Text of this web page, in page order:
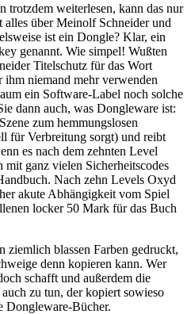
trotzdem weiterlesen, kann das nur
alles über Meinolf Schneider und
ist ein Dongle? Klar, ein
genannt. Wie simpel! Wußten
Titelschutz für das Wort
ihm niemand mehr verwenden
ein Software-Label noch solche
dann auch, was Dongleware ist:
zum hemmungslosen
für Verbreitung sorgt) und reibt
es nach dem zehnten Level
ganz vielen Sicherheitscodes
Nach zehn Levels Oxyd
akute Abhängigkeit vom Spiel
locker 50 Mark für das Buch
ziemlich blassen Farben gedruckt,
denn kopieren kann. Wer
schafft und außerdem die
zu tun, der kopiert sowieso
Dongleware-Bücher.